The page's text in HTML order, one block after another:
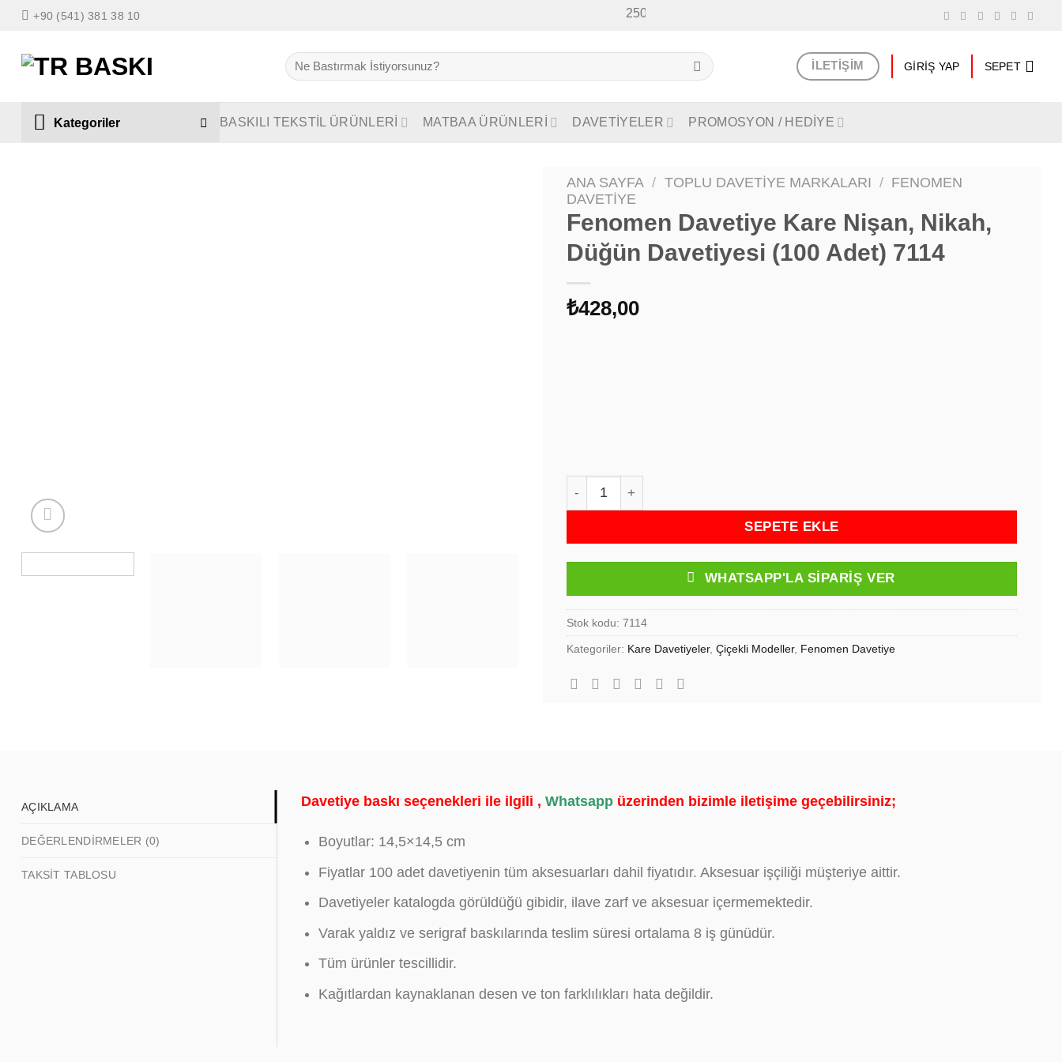
İçeriğe+90 (541) 381 38 10 2500₺ Üzeri Siparişlerde
Ara: İLETIŞIM GIRIŞ YAP SEPET
Kategoriler BASKILI TEKSTİL ÜRÜNLERİ MATBAA ÜRÜNLERİ DAVETİYELER PROMOSYON / HEDİYE
ANA SAYFA / TOPLU DAVETIYE MARKALARI / FENOMEN
DAVETIYE
Fenomen Davetiye Kare Nişan, Nikah,
Düğün Davetiyesi (100 Adet) 7114
₺428,00
Fenomen Davetiye Kare Nişan, Nikah, Düğün Davetiyesi (100 Adet) 7114 adet
SEPETE EKLE
WHATSAPP'LA SIPARIŞ VER
Stok kodu: 7114
Kategoriler: Kare Davetiyeler, Çiçekli Modeller, Fenomen Davetiye
AÇIKLAMA
DEĞERLENDIRMELER (0)
TAKSIT TABLOSU
Davetiye baskı seçenekleri ile ilgili , Whatsappüzerinden bizimle iletişime geçebilirsiniz;
Boyutlar: 14,5×14,5 cm
Fiyatlar 100 adet davetiyenin tüm aksesuarları dahil fiyatıdır. Aksesuar işçiliği müşteriye aittir.
Davetiyeler katalogda görüldüğü gibidir, ilave zarf ve aksesuar içermemektedir.
Varak yaldız ve serigraf baskılarında teslim süresi ortalama 8 iş günüdür.
Tüm ürünler tescillidir.
Kağıtlardan kaynaklanan desen ve ton farklılıkları hata değildir.